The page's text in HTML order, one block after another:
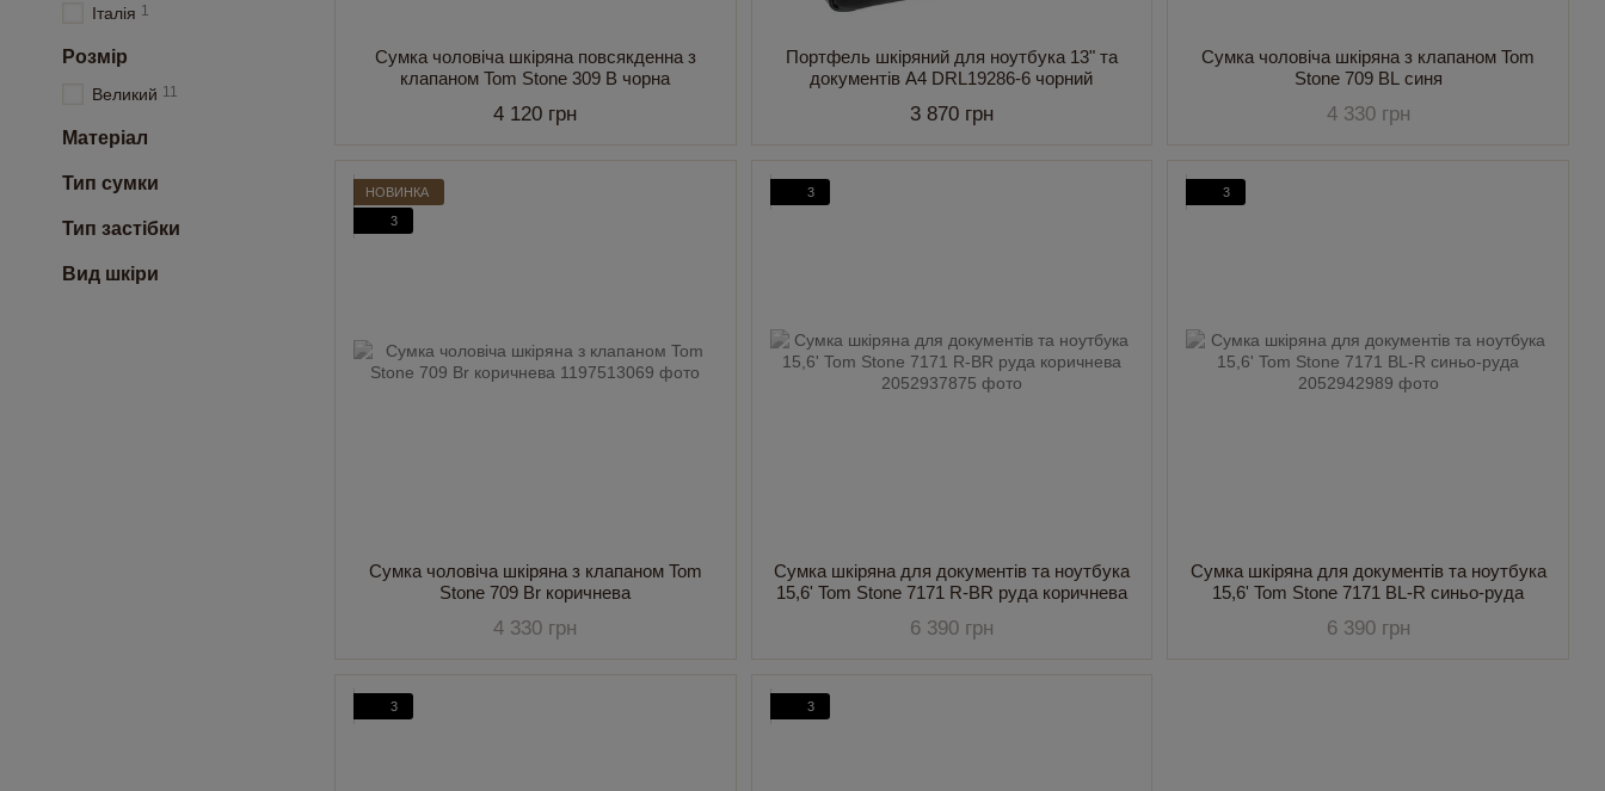
Сумка чоловіча шкіряна повсякденна з
клапаном Tom Stone 309 B чорна
4 120 грн
Портфель шкіряний для ноутбука 13" та
документів А4 DRL19286-6 чорний
3 870 грн
Сумка чоловіча шкіряна з клапаном Tom
Stone 709 BL синя
4 330 грн
НОВИНКА
3
Сумка чоловіча шкіряна з клапаном Tom
Stone 709 Br коричнева
4 330 грн
3
Сумка шкіряна для документів та ноутбука
15,6' Tom Stone 7171 R-BR руда коричнева
6 390 грн
3
Сумка шкіряна для документів та ноутбука
15,6' Tom Stone 7171 BL-R синьо-руда
6 390 грн
3 3
Італія 1
Розмір
Великий 11
Матеріал
Тип сумки
Тип застібки
Вид шкіри